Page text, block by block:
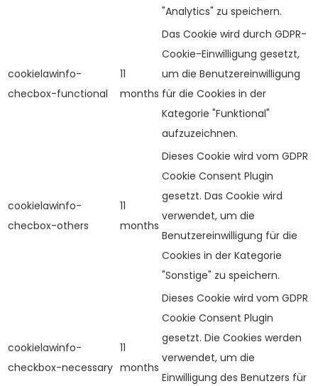
"Analytics" zu speichern.
cookielawinfo-
checbox-functional
11
months
Das Cookie wird durch GDPR-
Cookie-Einwilligung gesetzt,
um die Benutzereinwilligung
für die Cookies in der
Kategorie "Funktional"
aufzuzeichnen.
cookielawinfo-
checbox-others
11
months
Dieses Cookie wird vom GDPR
Cookie Consent Plugin
gesetzt. Das Cookie wird
verwendet, um die
Benutzereinwilligung für die
Cookies in der Kategorie
"Sonstige" zu speichern.
cookielawinfo-
checkbox-necessary
11
months
Dieses Cookie wird vom GDPR
Cookie Consent Plugin
gesetzt. Die Cookies werden
verwendet, um die
Einwilligung des Benutzers für